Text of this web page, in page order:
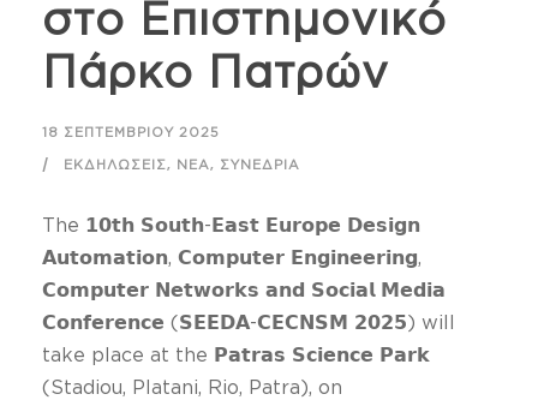
στο Επιστημονικό
Πάρκο Πατρών
18 ΣΕΠΤΕΜΒΡΊΟΥ 2025
ΕΚΔΗΛΏΣΕΙΣ, ΝΈΑ, ΣΥΝΈΔΡΙΑ
The 𝟭𝟬𝘁𝗵 𝗦𝗼𝘂𝘁𝗵-𝗘𝗮𝘀𝘁 𝗘𝘂𝗿𝗼𝗽𝗲 𝗗𝗲𝘀𝗶𝗴𝗻
𝗔𝘂𝘁𝗼𝗺𝗮𝘁𝗶𝗼𝗻, 𝗖𝗼𝗺𝗽𝘂𝘁𝗲𝗿 𝗘𝗻𝗴𝗶𝗻𝗲𝗲𝗿𝗶𝗻𝗴,
𝗖𝗼𝗺𝗽𝘂𝘁𝗲𝗿 𝗡𝗲𝘁𝘄𝗼𝗿𝗸𝘀 𝗮𝗻𝗱 𝗦𝗼𝗰𝗶𝗮𝗹 𝗠𝗲𝗱𝗶𝗮
𝗖𝗼𝗻𝗳𝗲𝗿𝗲𝗻𝗰𝗲 (𝗦𝗘𝗘𝗗𝗔-𝗖𝗘𝗖𝗡𝗦𝗠 𝟮𝟬𝟮𝟱) will
take place at the 𝗣𝗮𝘁𝗿𝗮𝘀 𝗦𝗰𝗶𝗲𝗻𝗰𝗲 𝗣𝗮𝗿𝗸
(Stadiou, Platani, Rio, Patra), on